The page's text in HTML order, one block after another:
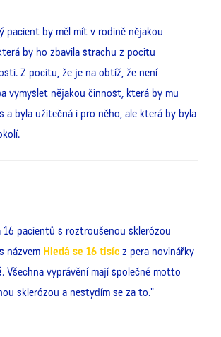
pacient by měl mít v rodině nějakou
by ho zbavila strachu z pocitu
Z pocitu, že je na obtíž, že není
vymyslet nějakou činnost, která by mu
a byla užitečná i pro něho, ale která by byla
16 pacientů s roztroušenou sklerózou
názvem Hledá se 16 tisíc z pera novinářky
. Všechna vyprávění mají společné motto
sklerózou a nestydím se za to."